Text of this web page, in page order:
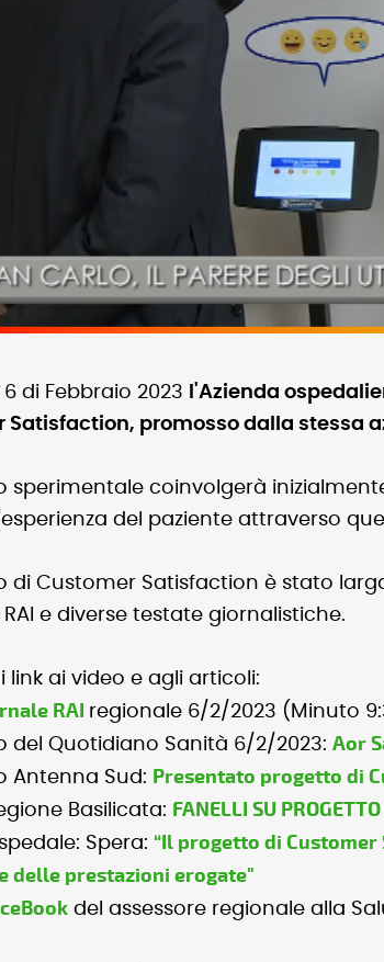
6 di Febbraio 2023
l'Azienda
Satisfaction, promosso dalla stessa
sperimentale coinvolgerà
del paziente attraverso
di Customer Satisfaction è stato
e diverse testate giornalistiche.
link ai video e agli articoli:
RAI regionale 6/2/2023 (Minuto
del Quotidiano Sanità 6/2/2023: Aor
Antenna Sud: Presentato progetto di
Basilicata: FANELLI SU
Spera: “Il progetto di
delle prestazioni erogate"
del assessore regionale alla